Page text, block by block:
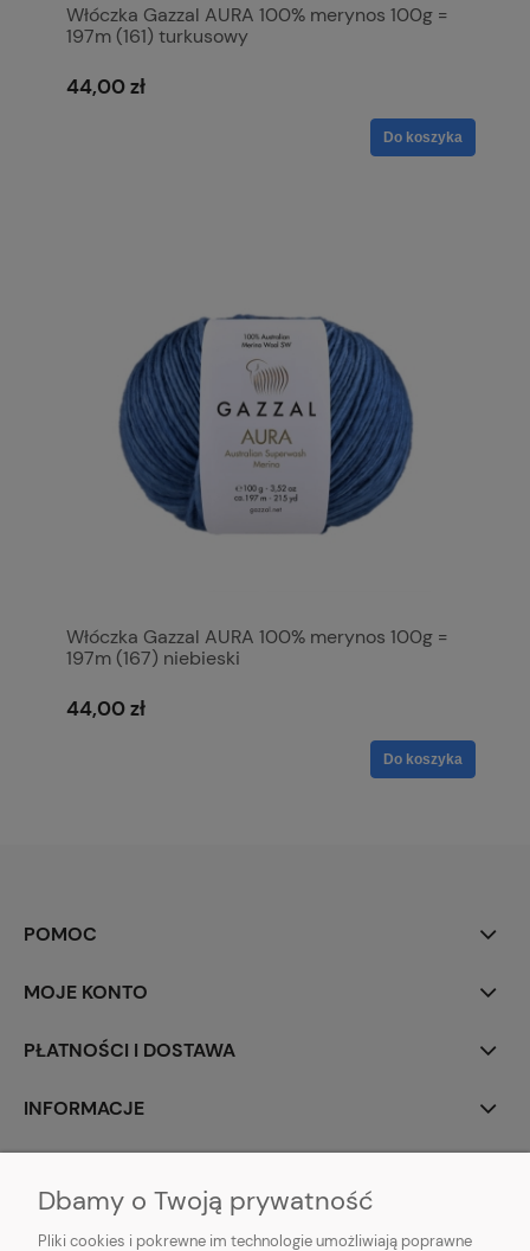
Włóczka Gazzal AURA 100% merynos 100g =
197m (161) turkusowy
44,00 zł
Do koszyka
Włóczka Gazzal AURA 100% merynos 100g =
197m (167) niebieski
44,00 zł
Do koszyka
POMOC
MOJE KONTO
PŁATNOŚCI I DOSTAWA
INFORMACJE
Dbamy o Twoją prywatność
Pliki cookies i pokrewne im technologie umożliwiają poprawne